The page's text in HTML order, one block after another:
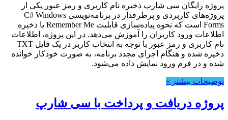
پروژه رایگان سی شارپ ذخیره نام کاربری و رمز عبور یکی از
پروژه‌های کاربردی و پرطرفدار در برنامه‌نویسی C# Windows
Forms است که نحوه پیاده‌سازی قابلیت Remember Me یا ذخیره
اطلاعات ورود کاربران را آموزش می‌دهد. در این پروژه، اطلاعات
نام کاربری و رمز عبور با توجه به انتخاب کاربر در یک فایل TXT
ذخیره شده و هنگام اجرای مجدد برنامه، به صورت خودکار خوانده
شده و در فرم ورود نمایش داده می‌شود.
توضیحات بیشتر »
پروژه دریافت و پرداخت با سی شارپ